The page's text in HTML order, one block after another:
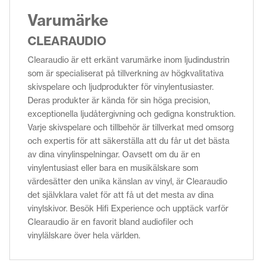
Varumärke
CLEARAUDIO
Clearaudio är ett erkänt varumärke inom ljudindustrin
som är specialiserat på tillverkning av högkvalitativa
skivspelare och ljudprodukter för vinylentusiaster.
Deras produkter är kända för sin höga precision,
exceptionella ljudåtergivning och gedigna konstruktion.
Varje skivspelare och tillbehör är tillverkat med omsorg
och expertis för att säkerställa att du får ut det bästa
av dina vinylinspelningar. Oavsett om du är en
vinylentusiast eller bara en musikälskare som
värdesätter den unika känslan av vinyl, är Clearaudio
det självklara valet för att få ut det mesta av dina
vinylskivor. Besök Hifi Experience och upptäck varför
Clearaudio är en favorit bland audiofiler och
vinylälskare över hela världen.